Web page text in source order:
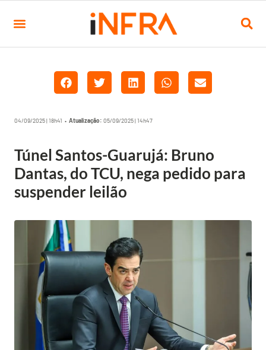
04/09/2025 | 18h41 • Atualização: 05/09/2025 | 14h47
Túnel Santos-Guarujá: Bruno
Dantas, do TCU, nega pedido para
suspender leilão